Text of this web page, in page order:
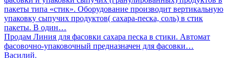
Продам Линия для фасовки сахара песка в стики. Автомат
фасовочно-упаковочный предназначен для фасовки…
Василий.